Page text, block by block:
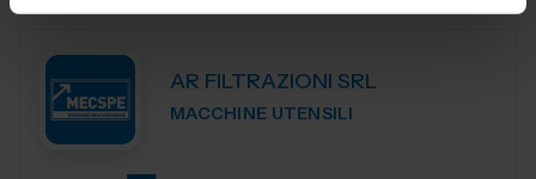
AR FILTRAZIONI SRL
MACCHINE UTENSILI